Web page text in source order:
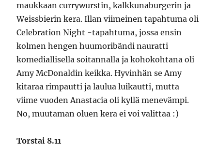
maukkaan currywurstin, kalkkunaburgerin ja
Weissbierin kera. Illan viimeinen tapahtuma oli
Celebration Night -tapahtuma, jossa ensin
kolmen hengen huumoribändi nauratti
komediallisella soitannalla ja kohokohtana oli
Amy McDonaldin keikka. Hyvinhän se Amy
kitaraa rimpautti ja laulua luikautti, mutta
viime vuoden Anastacia oli kyllä menevämpi.
No, muutaman oluen kera ei voi valittaa :)
Torstai 8.11